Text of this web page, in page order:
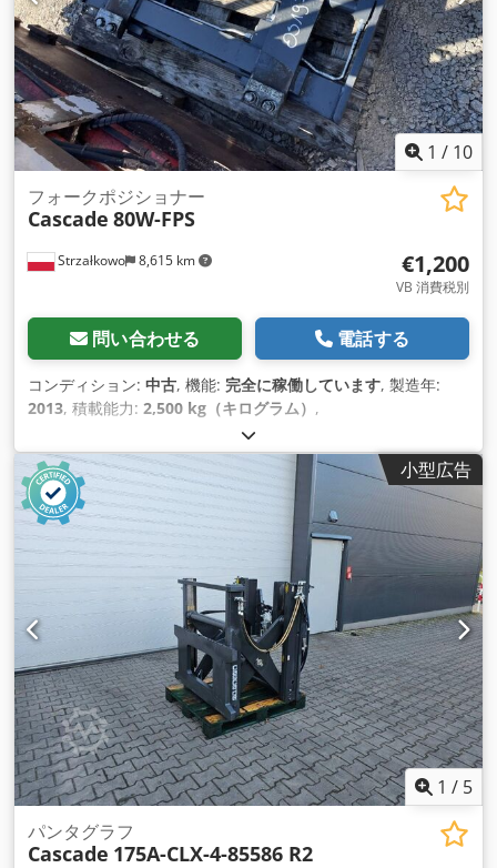
1 / 10
Strzałkowo 8,615 km
フォークポジショナー
Cascade 80W-FPS
€1,200
VB 消費税別
問い合わせる 電話する
コンディション: 中古, 機能: 完全に稼働しています, 製造年:
2013, 積載能力: 2,500 kg（キログラム） ,
小型広告
1 / 5
パンタグラフ
Cascade 175A-CLX-4-85586 R2